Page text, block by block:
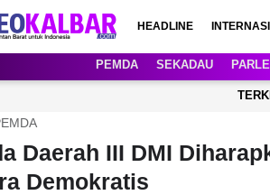
HEADLINE
PEMDA SEKADAU
Daerah III DMI
Demokratis